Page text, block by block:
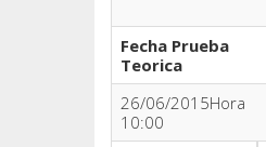
Fecha Prueba
Teorica
26/06/2015Hora
10:00